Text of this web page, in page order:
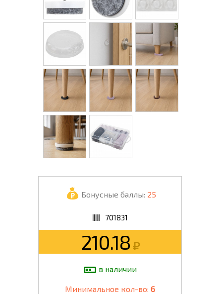
Бонусные баллы: 25
701831
210.18
в наличии
Минимальное кол-во: 6